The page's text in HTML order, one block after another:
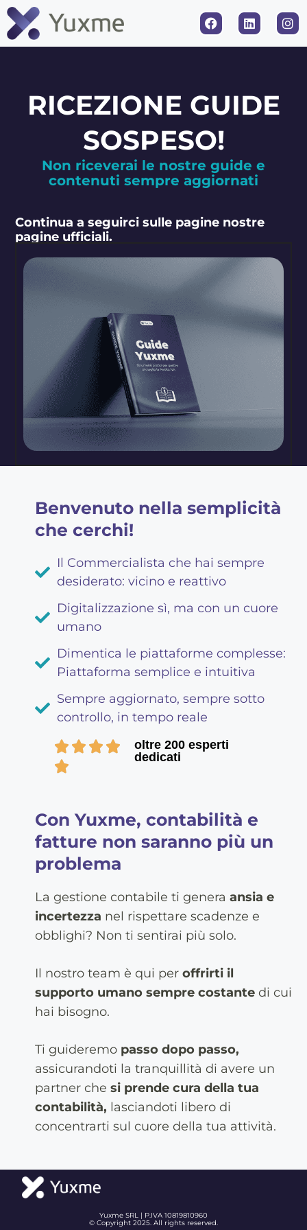
RICEZIONE GUIDE
SOSPESO!
Non riceverai le nostre guide e
contenuti sempre aggiornati
Continua a seguirci sulle pagine nostre
pagine ufficiali.
Benvenuto nella semplicità
che cerchi!
Il Commercialista che hai sempre
desiderato: vicino e reattivo
Digitalizzazione sì, ma con un cuore
umano
Dimentica le piattaforme complesse:
Piattaforma semplice e intuitiva
Sempre aggiornato, sempre sotto
controllo, in tempo reale
oltre 200 esperti
dedicati
Con Yuxme, contabilità e
fatture non saranno più un
problema
La gestione contabile ti genera ansia e
incertezza nel rispettare scadenze e
obblighi? Non ti sentirai più solo.
Il nostro team è qui per offrirti il
supporto umano sempre costantedi cui
hai bisogno.
Ti guideremo passo dopo passo,
assicurandoti la tranquillità di avere un
partner che si prende cura della tua
contabilità, lasciandoti libero di
concentrarti sul cuore della tua attività.
Yuxme SRL | P.IVA 10819810960
© Copyright 2025. All rights reserved.